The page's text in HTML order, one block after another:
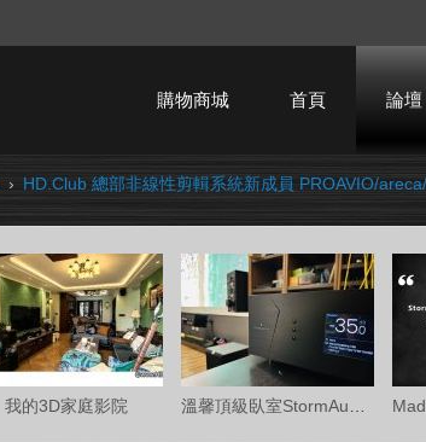
購物商城 首頁 論壇
› HD.Club 總部非線性剪輯系統新成員 PROAVIO/areca/
我的3D家庭影院